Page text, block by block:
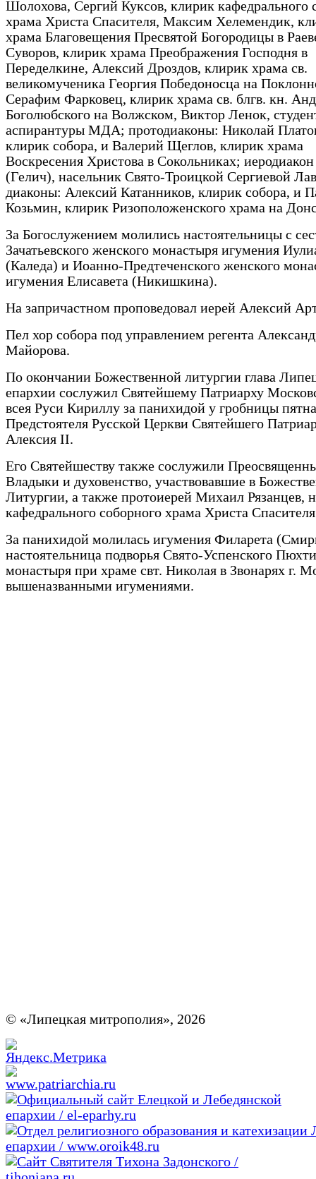
Шолохова, Сергий Куксов, клирик кафедрального
храма Христа Спасителя, Максим Хелемендик,
храма Благовещения Пресвятой Богородицы в
Суворов, клирик храма Преображения Господня в
Переделкине, Алексий Дроздов, клирик храма св.
великомученика Георгия Победоносца на
Серафим Фарковец, клирик храма св. блгв. кн.
Боголюбского на Волжском, Виктор Ленок,
аспирантуры МДА; протодиаконы: Николай
клирик собора, и Валерий Щеглов, клирик храма
Воскресения Христова в Сокольниках;
(Гелич), насельник Свято-Троицкой Сергиевой
диаконы: Алексий Катанников, клирик собора, и
Козьмин, клирик Ризоположенского храма на
За Богослужением молились настоятельницы с
Зачатьевского женского монастыря игумения
(Каледа) и Иоанно-Предтеченского женского
игумения Елисавета (Никишкина).
На запричастном проповедовал иерей Алексий
Пел хор собора под управлением регента
Майорова.
По окончании Божественной литургии глава
епархии сослужил Святейшему Патриарху
всея Руси Кириллу за панихидой у гробницы
Предстоятеля Русской Церкви Святейшего
Алексия II.
Его Святейшеству также сослужили
Владыки и духовенство, участвовавшие в
Литургии, а также протоиерей Михаил Рязанцев,
кафедрального соборного храма Христа
За панихидой молилась игумения Филарета
настоятельница подворья Свято-Успенского
монастыря при храме свт. Николая в Звонарях г.
вышеназванными игумениями.
© «Липецкая митрополия», 2026